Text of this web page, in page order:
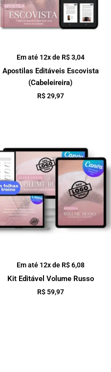
Em até 12x de R$3,04
Apostilas Editáveis Escovista
(Cabeleireira)
R$29,97
Em até 12x de R$6,08
Kit Editável Volume Russo
R$59,97